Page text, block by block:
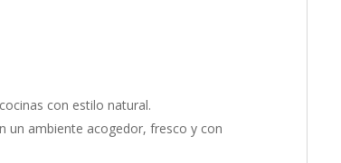
con estilo natural.
un ambiente acogedor, fresco y con